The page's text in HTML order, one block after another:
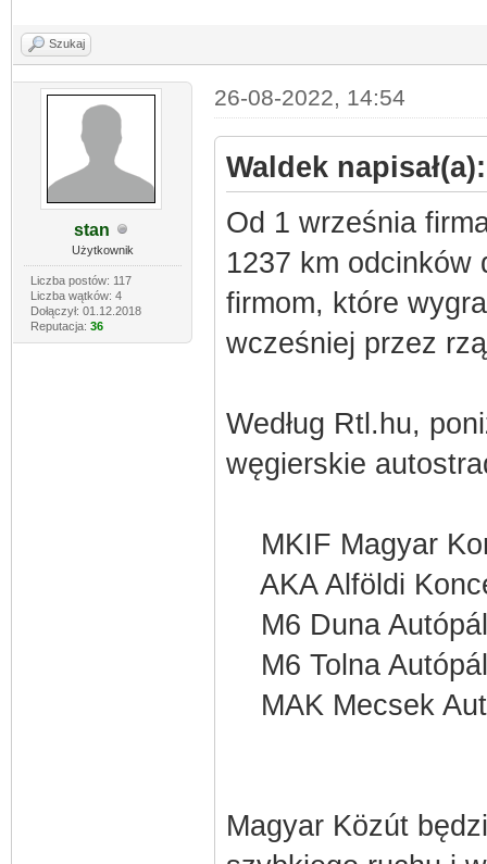
Szukaj
stan
Użytkownik
Liczba postów: 117
Liczba wątków: 4
Dołączył: 01.12.2018
Reputacja: 36
26-08-2022, 14:54
Waldek napisał(a):
Od 1 września
1237 km odcinków
firmom, które
wcześniej przez
Według Rtl.hu,
węgierskie
MKIF Magyar
AKA Alföldi
M6 Duna
M6 Tolna
MAK Mecsek
Magyar Közút